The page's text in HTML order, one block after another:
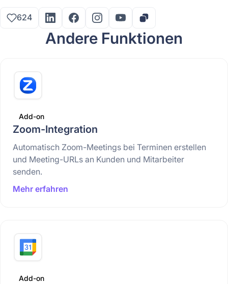
624
Andere Funktionen
Add-on
Zoom-Integration
Automatisch Zoom-Meetings bei Terminen erstellen
und Meeting-URLs an Kunden und Mitarbeiter
senden.
Mehr erfahren
Add-on